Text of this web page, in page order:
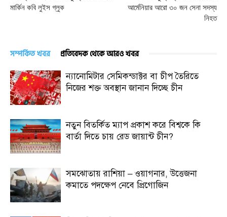
মার্কিন কবি লুইস গ্লুক
আর্মেনিয়ার আরো ৩০ জন সেনা সদস্য
নিহত
সম্পর্কিত খবর প্রতিবেদক থেকে আরও খবর
ন্যানোমিটার সেমিকন্ডাক্টর বা চীপ তৈরিতে
নিজের শক্ত অবস্থান জানান দিচ্ছে চীন
নতুন বিতর্কিত ম্যাপ প্রকাশ করে বিশ্বকে কি
বার্তা দিতে চায় রেড জায়ান্ট চীন?
সমঝোতায় রাশিয়া – ওয়াগনার, উত্তেজনা
কমাতে পদক্ষেপ নেবে প্রিগোজিন